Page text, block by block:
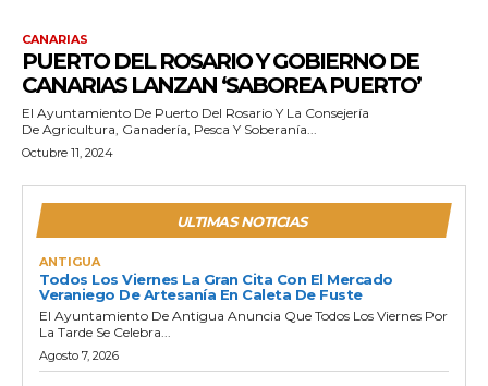
CANARIAS
PUERTO DEL ROSARIO Y GOBIERNO DE
CANARIAS LANZAN ‘SABOREA PUERTO’
El Ayuntamiento De Puerto Del Rosario Y La Consejería
De Agricultura, Ganadería, Pesca Y Soberanía...
Octubre 11, 2024
ULTIMAS NOTICIAS
ANTIGUA
Todos Los Viernes La Gran Cita Con El Mercado
Veraniego De Artesanía En Caleta De Fuste
El Ayuntamiento De Antigua Anuncia Que Todos Los Viernes Por
La Tarde Se Celebra...
Agosto 7, 2026